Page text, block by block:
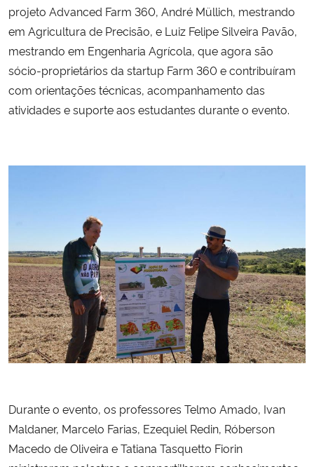
projeto Advanced Farm 360, André Müllich, mestrando
em Agricultura de Precisão, e Luiz Felipe Silveira Pavão,
mestrando em Engenharia Agrícola, que agora são
sócio-proprietários da startup Farm 360 e contribuíram
com orientações técnicas, acompanhamento das
atividades e suporte aos estudantes durante o evento.
Durante o evento, os professores Telmo Amado, Ivan
Maldaner, Marcelo Farias, Ezequiel Redin, Róberson
Macedo de Oliveira e Tatiana Tasquetto Fiorin